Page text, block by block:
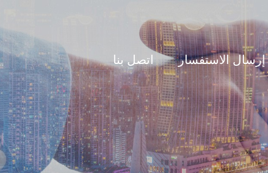
إرسال الاستفسار اتصل بنا